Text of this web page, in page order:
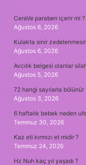
CeraVe paraben içerir mi ?
Ağustos 6, 2026
Kulakta sinir
Ağustos 6, 2026
Avcılık belgesi olanlar
Ağustos 5, 2026
72 hangi sayılarla bölünür
Ağustos 3, 2026
6 haftalık bebek neden
Temmuz 30, 2026
Kaz eti kırmızı et midir ?
Temmuz 24, 2026
Hz Nuh kaç yıl yaşadı ?